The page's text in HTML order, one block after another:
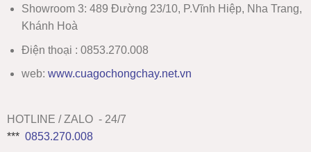
Showroom 3: 489 Đường 23/10, P.Vĩnh Hiệp, Nha Trang,
Khánh Hoà
Điện thoại : 0853.270.008
web: www.cuagochongchay.net.vn
HOTLINE / ZALO - 24/7
*** 0853.270.008